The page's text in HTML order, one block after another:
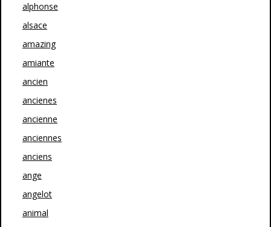
alphonse
alsace
amazing
amiante
ancien
ancienes
ancienne
anciennes
anciens
ange
angelot
animal